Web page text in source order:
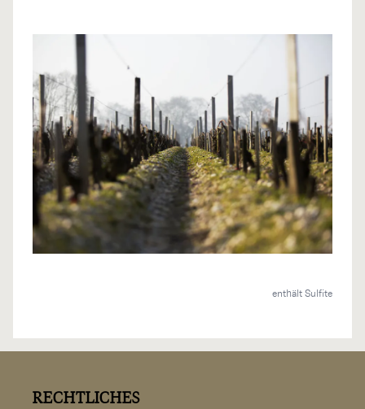
enthält Sulfite
RECHTLICHES